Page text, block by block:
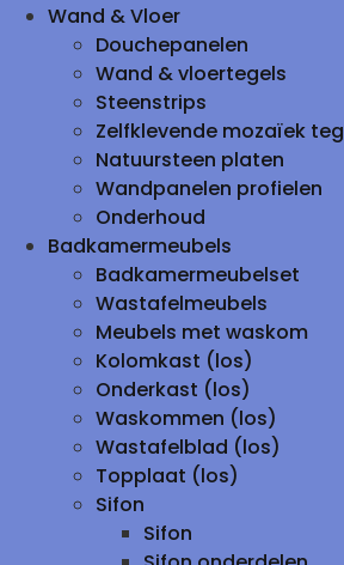
Wand & Vloer
Douchepanelen
Wand & vloertegels
Steenstrips
Zelfklevende mozaïek
Natuursteen platen
Wandpanelen profielen
Onderhoud
Badkamermeubels
Badkamermeubelset
Wastafelmeubels
Meubels met waskom
Kolomkast (los)
Onderkast (los)
Waskommen (los)
Wastafelblad (los)
Topplaat (los)
Sifon
Sifon